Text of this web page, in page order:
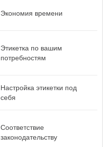
Экономия времени
Этикетка по вашим
потребностям
Настройка этикетки под
себя
Соответствие
законодательству